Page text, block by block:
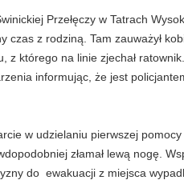
Przełęczy w Tatrach
czas z rodziną. Tam zauważył
z którego na linie zjechał
informując, że jest
w udzielaniu pierwszej pomocy
złamał lewą nogę.
do ewakuacji z miejsca